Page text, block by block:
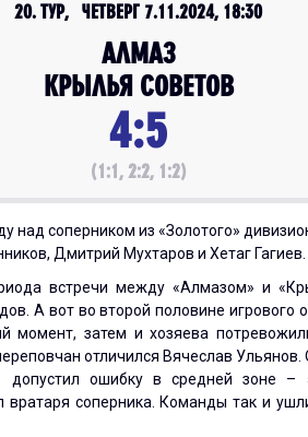
20. ТУР, ЧЕТВЕРГ 7.11.2024, 18:30
АЛМАЗ
КРЫЛЬЯ СОВЕТОВ
4:5
(1:1, 2:2, 1:2)
над соперником из «Золотого»
Дмитрий Мухтаров и Хетаг
встречи между «Алмазом» и
А вот во второй половине игрового
момент, затем и хозяева
отличился Вячеслав
допустил ошибку в средней зоне –
соперника. Команды так и